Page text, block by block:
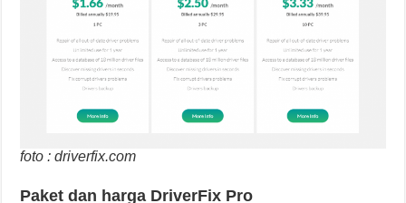
foto : driverfix.com
Paket dan harga DriverFix Pro